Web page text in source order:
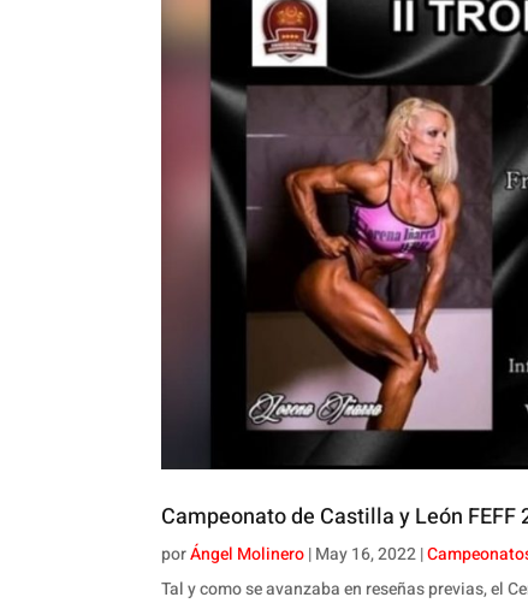
Campeonato de Castilla y León FEFF
porÁngel Molinero|May 16, 2022|
Tal y como se avanzaba en reseñas previas, el